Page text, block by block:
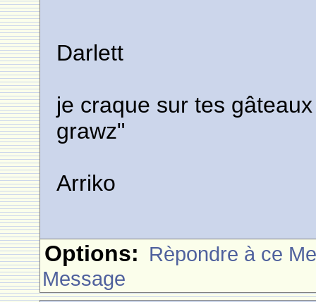
Darlett
je craque sur tes
grawz"
Arriko
Options: Rèpondre à ce
Message